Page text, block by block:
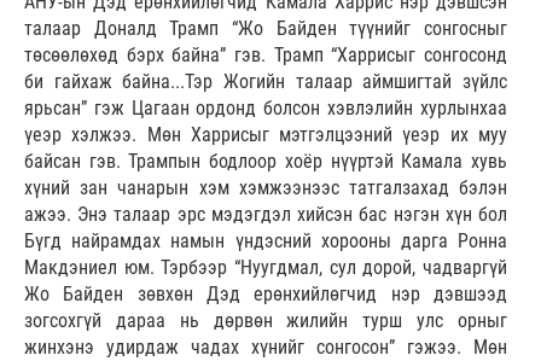
талаар Доналд Трамп “Жо Байден түүнийг сонгосныг
төсөөлөхөд бэрх байна” гэв. Трамп “Харрисыг сонгосонд
би гайхаж байна...Тэр Жогийн талаар аймшигтай зүйлс
ярьсан” гэж Цагаан ордонд болсон хэвлэлийн хурлынхаа
үеэр хэлжээ. Мөн Харрисыг мэтгэлцээний үеэр их муу
байсан гэв. Трампын бодлоор хоёр нүүртэй Камала хувь
хүний зан чанарын хэм хэмжээнээс татгалзахад бэлэн
ажээ. Энэ талаар эрс мэдэгдэл хийсэн бас нэгэн хүн бол
Бүгд найрамдах намын үндэсний хорооны дарга Ронна
Макдэниел юм. Тэрбээр “Нуугдмал, сул дорой, чадваргүй
Жо Байден зөвхөн Дэд ерөнхийлөгчид нэр дэвшээд
зогсохгүй дараа нь дөрвөн жилийн турш улс орныг
жинхэнэ удирдаж чадах хүнийг сонгосон” гэжээ. Мөн